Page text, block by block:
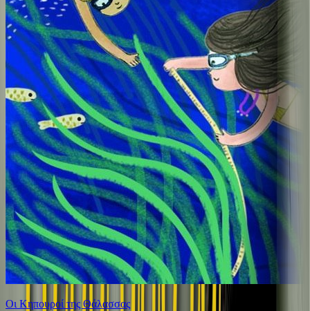
Οι Κηπουροί της Θάλασσας